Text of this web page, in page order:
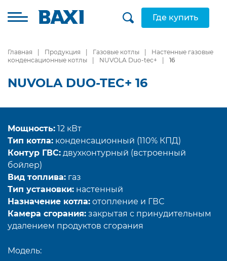
Где купить
Главная Продукция Газовые котлы
Настенные газовые
конденсационные котлы
NUVOLA Duo-tec+ 16
NUVOLA DUO-TEC+ 16
Мощность: 12 кВт
Тип котла: конденсационный (110% КПД)
Контур ГВС: двухконтурный (встроенный
бойлер)
Вид топлива: газ
Тип установки: настенный
Назначение котла: отопление и ГВС
Камера сгорания: закрытая с принудительным
удалением продуктов сгорания
Модель: